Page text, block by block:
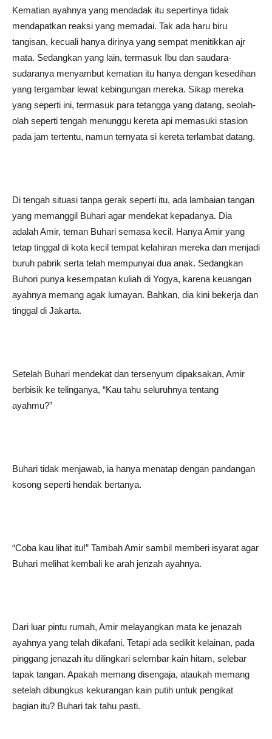
Kematian ayahnya yang mendadak itu sepertinya tidak
mendapatkan reaksi yang memadai. Tak ada haru biru
tangisan, kecuali hanya dirinya yang sempat menitikkan ajr
mata. Sedangkan yang lain, termasuk Ibu dan saudara-
sudaranya menyambut kematian itu hanya dengan kesedihan
yang tergambar lewat kebingungan mereka. Sikap mereka
yang seperti ini, termasuk para tetangga yang datang, seolah-
olah seperti tengah menunggu kereta api memasuki stasion
pada jam tertentu, namun ternyata si kereta terlambat datang.
Di tengah situasi tanpa gerak seperti itu, ada lambaian tangan
yang memanggil Buhari agar mendekat kepadanya. Dia
adalah Amir, teman Buhari semasa kecil. Hanya Amir yang
tetap tinggal di kota kecil tempat kelahiran mereka dan menjadi
buruh pabrik serta telah mempunyai dua anak. Sedangkan
Buhori punya kesempatan kuliah di Yogya, karena keuangan
ayahnya memang agak lumayan. Bahkan, dia kini bekerja dan
tinggal di Jakarta.
Setelah Buhari mendekat dan tersenyum dipaksakan, Amir
berbisik ke telinganya, “Kau tahu seluruhnya tentang
ayahmu?”
Buhari tidak menjawab, ia hanya menatap dengan pandangan
kosong seperti hendak bertanya.
“Coba kau lihat itu!” Tambah Amir sambil memberi isyarat agar
Buhari melihat kembali ke arah jenzah ayahnya.
Dari luar pintu rumah, Amir melayangkan mata ke jenazah
ayahnya yang telah dikafani. Tetapi ada sedikit kelainan, pada
pinggang jenazah itu dilingkari selembar kain hitam, selebar
tapak tangan. Apakah memang disengaja, ataukah memang
setelah dibungkus kekurangan kain putih untuk pengikat
bagian itu? Buhari tak tahu pasti.